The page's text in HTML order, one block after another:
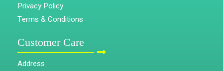
Privacy Policy
Terms & Conditions
Customer Care
Address